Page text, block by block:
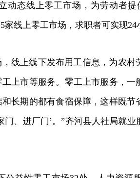
动态线上零工市场，为劳动者
线上零工市场，求职者可实现24
上线下发布用工信息，为农村
上市等服务。零工上市服务，一
长期的都有食宿保障，这样既节
门、进厂门’。”齐河县人社局就